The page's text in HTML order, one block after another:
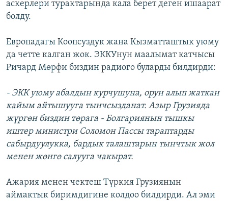
аскерлери турактарында кала берет деген ишаарат
болду.
Европадагы Коопсуздук жана Кызматташтык уюму
да четте калган жок. ЭККУнун маалымат катчысы
Ричард Мөрфи биздин радиого буларды билдирди:
- ЭКК уюму абалдын курчушуна, орун алып жаткан
кайым айтышууга тынчсызданат. Азыр Грузияда
жүргөн биздин төрага - Болгариянын тышкы
иштер министри Соломон Пассы тараптарды
сабырдуулукка, бардык талаштарын тынчтык жол
менен жөнгө салууга чакырат.
Ажария менен чектеш Түркия Грузиянын
аймактык биримдигине колдоо билдирди. Ал эми